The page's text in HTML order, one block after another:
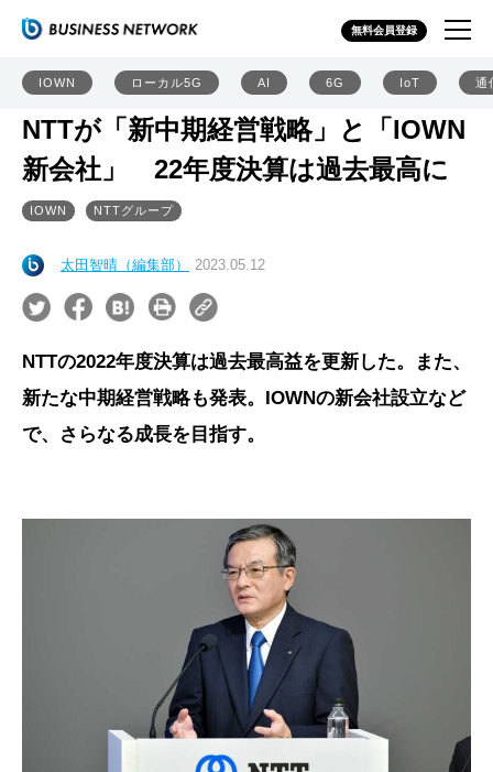
無料会員登録
IOWN ローカル5G AI 6G IoT 通
NTTが「新中期経営戦略」と「IOWN
新会社」 22年度決算は過去最高に
IOWN NTTグループ
太田智晴（編集部） 2023.05.12
NTTの2022年度決算は過去最高益を更新した。また、
新たな中期経営戦略も発表。IOWNの新会社設立など
で、さらなる成長を目指す。